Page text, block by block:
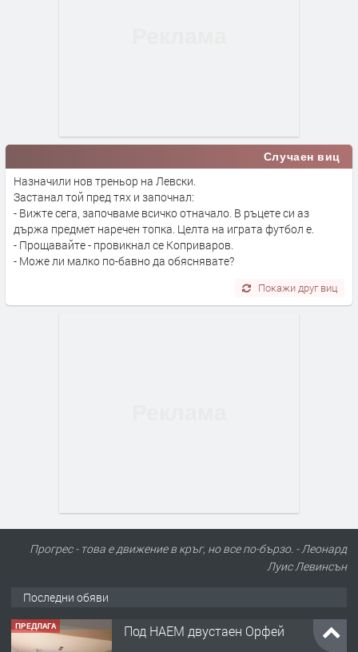
Случаен виц
Назначили нов треньор на Левски.
Застанал той пред тях и започнал:
- Вижте сега, започваме всичко отначало. В ръцете си аз
държа предмет наречен топка. Целта на играта футбол е.
- Прощавайте - провикнал се Коприваров.
- Може ли малко по-бавно да обяснявате?
Покажи друг виц
Прогрес - това е движение в кръг, но все по-бързо. - Леонард
Луис Левинсън
Последни обяви
ПРЕДЛАГА Под НАЕМ двустаен Орфей